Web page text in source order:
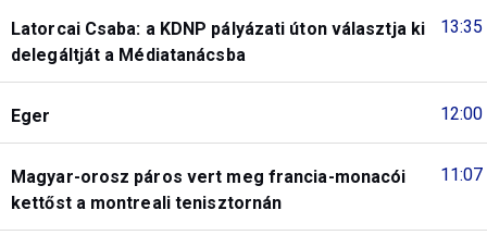
13:35
Latorcai Csaba: a KDNP pályázati úton választja ki
delegáltját a Médiatanácsba
12:00
Eger
11:07
Magyar-orosz páros vert meg francia-monacói
kettőst a montreali tenisztornán